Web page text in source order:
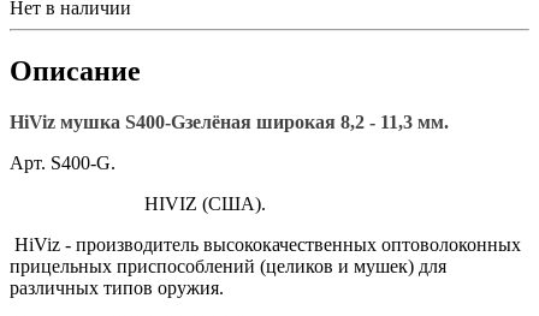
Нет в наличии
Описание
HiViz мушка S400-Gзелёная широкая 8,2 - 11,3 мм.
Арт. S400-G.
HIVIZ (США).
HiViz - производитель высококачественных оптоволоконных
прицельных приспособлений (целиков и мушек) для
различных типов оружия.